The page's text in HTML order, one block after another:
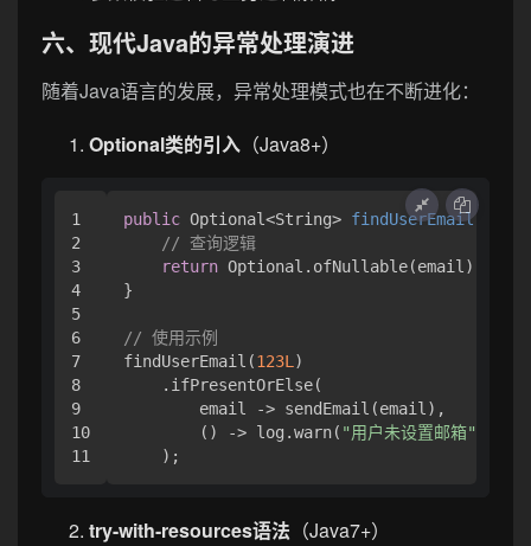
六、现代Java的异常处理演进
随着Java语言的发展，异常处理模式也在不断进化：
Optional类的引入 （Java8+）
1
2
3
4
5
6
7
8
9
10
public Optional<String> findUserEmail
// 查询逻辑
return Optional.ofNullable(email);
}
// 使用示例
findUserEmail(123L )
    .ifPresentOrElse(
        email -> sendEmail(email),
        () -> log.warn(
"用户未设置邮箱"
try-with-resources语法 （Java7+）